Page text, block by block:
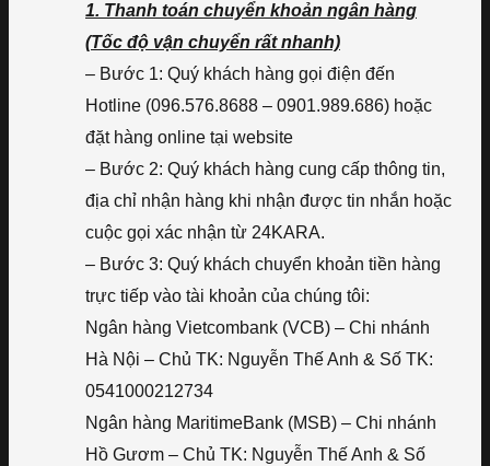
1. Thanh toán chuyển khoản ngân hàng
(Tốc độ vận chuyển rất nhanh)
– Bước 1: Quý khách hàng gọi điện đến
Hotline (096.576.8688 – 0901.989.686) hoặc
đặt hàng online tại website
– Bước 2: Quý khách hàng cung cấp thông tin,
địa chỉ nhận hàng khi nhận được tin nhắn hoặc
cuộc gọi xác nhận từ 24KARA.
– Bước 3: Quý khách chuyển khoản tiền hàng
trực tiếp vào tài khoản của chúng tôi:
Ngân hàng Vietcombank (VCB) – Chi nhánh
Hà Nội – Chủ TK: Nguyễn Thế Anh & Số TK:
0541000212734
Ngân hàng MaritimeBank (MSB) – Chi nhánh
Hồ Gươm – Chủ TK: Nguyễn Thế Anh & Số